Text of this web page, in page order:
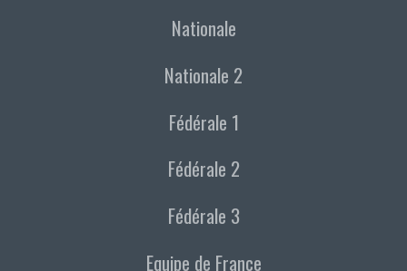
Nationale
Nationale 2
Fédérale 1
Fédérale 2
Fédérale 3
Equipe de France